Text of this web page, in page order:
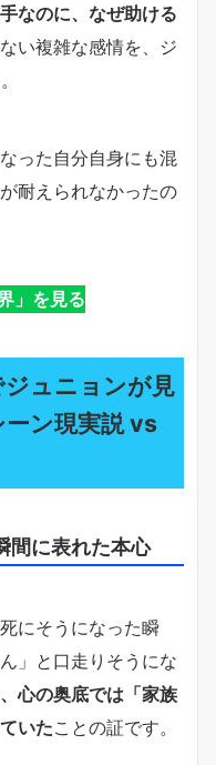
なのに、なぜ助ける
い複雑な感情を、ジ
った自分自身にも混
耐えられなかったの
」を見る
ュニョンが見
ン現実説 vs
間に表れた本心
にそうになった瞬
」と口走りそうにな
心の奥底では「家族
いたことの証です。